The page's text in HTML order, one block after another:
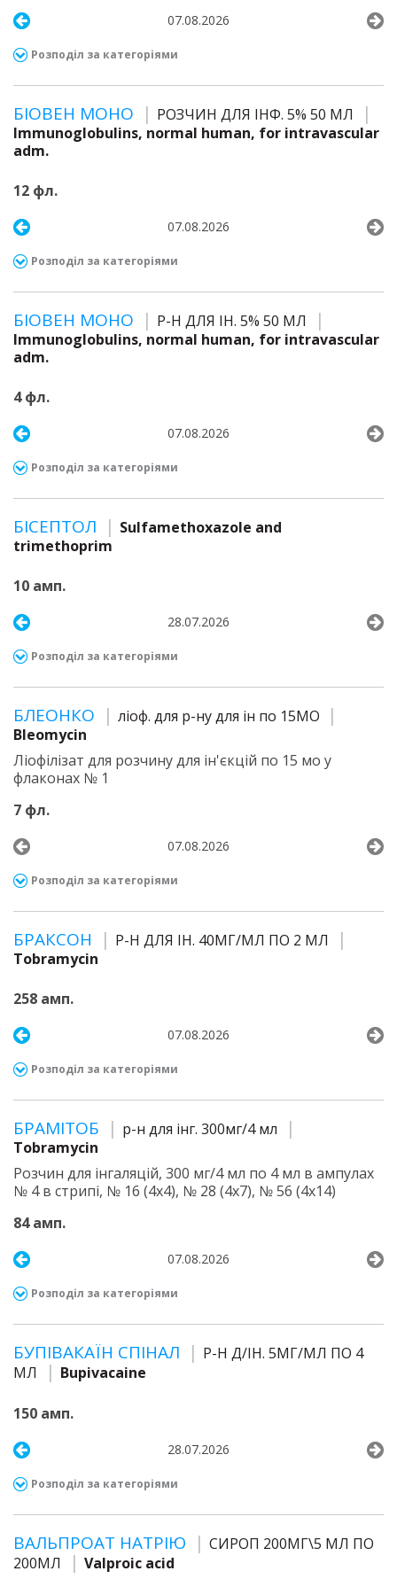
07.08.2026
Розподіл за категоріями
БІОВЕН МОНО
РОЗЧИН ДЛЯ ІНФ. 5% 50 МЛ
Immunoglobulins, normal human, for intravascular
adm.
12 фл.
07.08.2026
Розподіл за категоріями
БІОВЕН МОНО
Р-Н ДЛЯ ІН. 5% 50 МЛ
Immunoglobulins, normal human, for intravascular
adm.
4 фл.
07.08.2026
Розподіл за категоріями
БІСЕПТОЛ
Sulfamethoxazole and
trimethoprim
10 амп.
28.07.2026
Розподіл за категоріями
БЛЕОНКО
ліоф. для р-ну для ін по 15МО
Bleomycin
Ліофілізат для розчину для ін'єкцій по 15 мо у
флаконах № 1
7 фл.
07.08.2026
Розподіл за категоріями
БРАКСОН
Р-Н ДЛЯ ІН. 40МГ/МЛ ПО 2 МЛ
Tobramycin
258 амп.
07.08.2026
Розподіл за категоріями
БРАМІТОБ
р-н для інг. 300мг/4 мл
Tobramycin
Розчин для інгаляцій, 300 мг/4 мл по 4 мл в ампулах
№ 4 в стрипі, № 16 (4х4), № 28 (4х7), № 56 (4х14)
84 амп.
07.08.2026
Розподіл за категоріями
БУПІВАКАЇН СПІНАЛ
Р-Н Д/ІН. 5МГ/МЛ ПО 4
МЛ
Bupivacaine
150 амп.
28.07.2026
Розподіл за категоріями
ВАЛЬПРОАТ НАТРІЮ
СИРОП 200МГ\5 МЛ ПО
200МЛ
Valproic acid